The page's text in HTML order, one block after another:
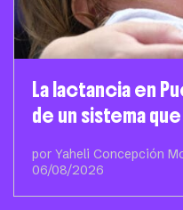
La lactancia en
de un sistema
por Yaheli Concepción
06/08/2026